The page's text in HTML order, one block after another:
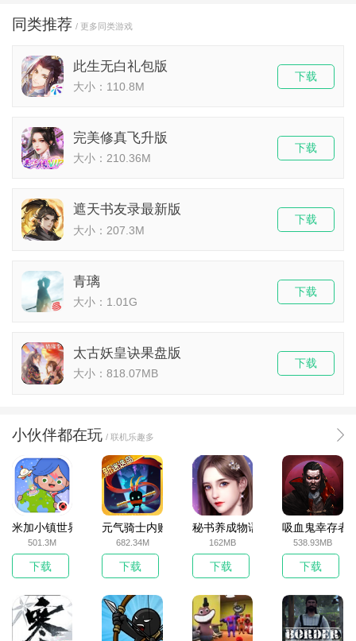
同类推荐 / 更多同类游戏
此生无白礼包版
大小：110.8M
下载
完美修真飞升版
大小：210.36M
下载
遮天书友录最新版
大小：207.3M
下载
青璃
大小：1.01G
下载
太古妖皇诀果盘版
大小：818.07MB
下载
小伙伴都在玩 / 联机乐趣多
米加小镇世界2025官方版
501.3M
下载
元气骑士内购破解版
682.34M
下载
秘书养成物语
162MB
下载
吸血鬼幸存者
538.93MB
下载